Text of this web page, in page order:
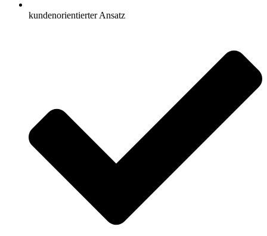
kundenorientierter Ansatz